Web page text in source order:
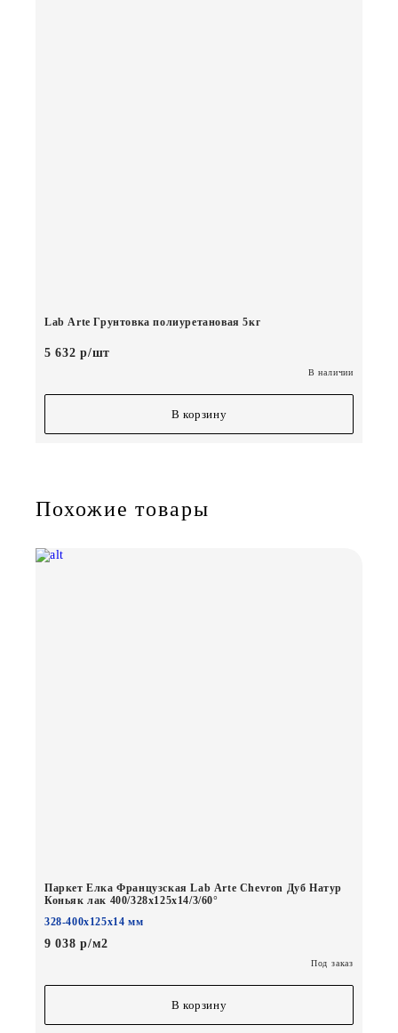
Lab Arte Грунтовка полиуретановая 5кг
5 632 р/шт
В наличии
В корзину
Похожие товары
Паркет Елка Французская Lab Arte Chevron Дуб Натур
Коньяк лак 400/328х125х14/3/60°
328-400х125х14 мм
9 038 р/м2
Под заказ
В корзину